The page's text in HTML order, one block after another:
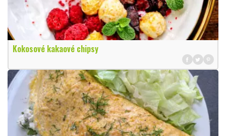
Kokosové kakaové chipsy